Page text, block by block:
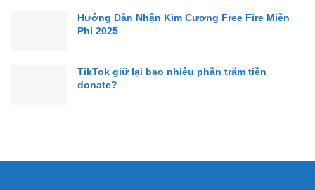
Hướng Dẫn Nhận Kim Cương Free Fire Miễn
Phí 2025
TikTok giữ lại bao nhiêu phần trăm tiền
donate?